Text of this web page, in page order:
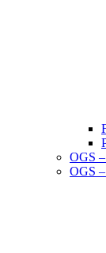
OGS
OGS